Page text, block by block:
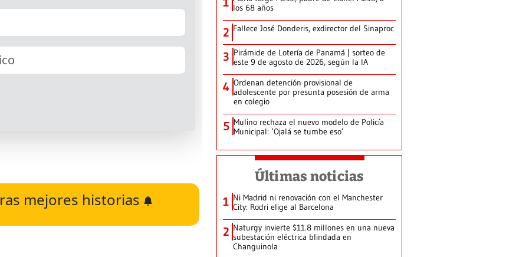
mejores historias
los 68 años
2 Fallece José Donderis, exdirector del Sinaproc
3 Pirámide de Lotería de Panamá | sorteo de
este 9 de agosto de 2026, según la IA
4 Ordenan detención provisional de
adolescente por presunta posesión de arma
en colegio
5 Mulino rechaza el nuevo modelo de Policía
Municipal: ‘Ojalá se tumbe eso’
Últimas noticias
1 Ni Madrid ni renovación con el Manchester
City: Rodri elige al Barcelona
2 Naturgy invierte $11.8 millones en una nueva
subestación eléctrica blindada en
Changuinola